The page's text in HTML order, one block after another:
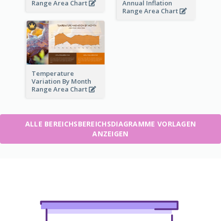
Range Area Chart
Annual Inflation
Range Area Chart
Temperature
Variation By Month
Range Area Chart
ALLE BEREICHSBEREICHSDIAGRAMME VORLAGEN
ANZEIGEN